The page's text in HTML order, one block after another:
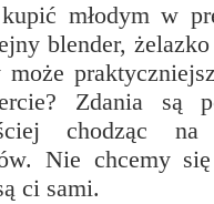
młodym w
blender, żelazko
może
Zdania są
chodząc
Nie chcemy
ci sami.